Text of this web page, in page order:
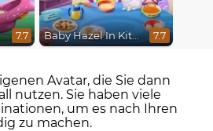
7.7 Baby Hazel In Kitchen 7.7
Avatar, die Sie dann
nutzen. Sie haben viele
um es nach Ihren
zu machen.